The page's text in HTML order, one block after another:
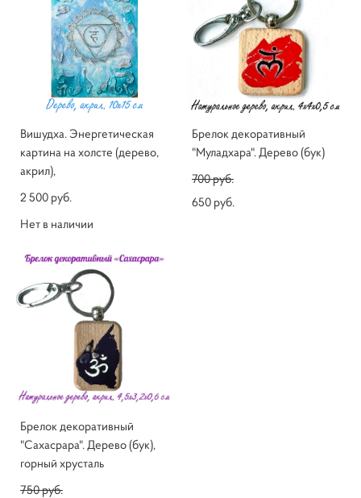
Вишудха. Энергетическая
картина на холсте (дерево,
акрил),
2 500 pуб.
Нет в наличии
Брелок декоративный
"Муладхара". Дерево (бук)
700 pуб.
650 pуб.
Брелок декоративный
"Сахасрара". Дерево (бук),
горный хрусталь
750 pуб.